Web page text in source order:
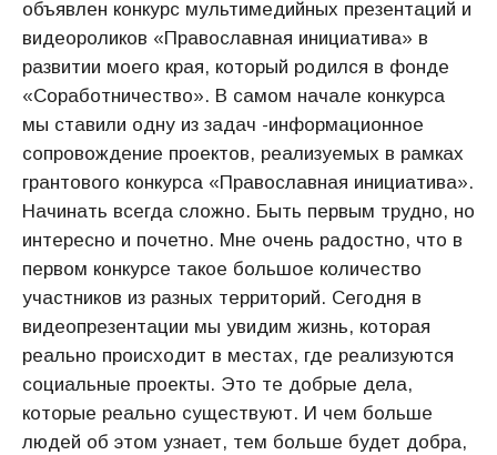
объявлен конкурс мультимедийных презентаций и
видеороликов «Православная инициатива» в
развитии моего края, который родился в фонде
«Соработничество». В самом начале конкурса
мы ставили одну из задач -информационное
сопровождение проектов, реализуемых в рамках
грантового конкурса «Православная инициатива».
Начинать всегда сложно. Быть первым трудно, но
интересно и почетно. Мне очень радостно, что в
первом конкурсе такое большое количество
участников из разных территорий. Сегодня в
видеопрезентации мы увидим жизнь, которая
реально происходит в местах, где реализуются
социальные проекты. Это те добрые дела,
которые реально существуют. И чем больше
людей об этом узнает, тем больше будет добра,